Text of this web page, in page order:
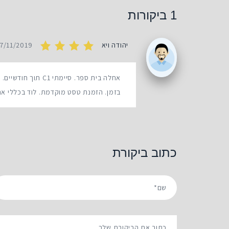
1 ביקורות
יהודה ויא 11/2019
בזמן. הזמנת טסט מוקדמת. לוד בכללי
כתוב ביקורת